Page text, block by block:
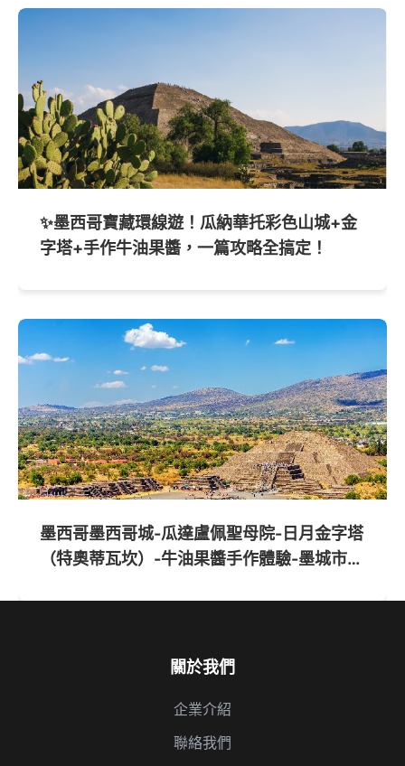
✨墨西哥寶藏環線遊！瓜納華托彩色山城+金
字塔+手作牛油果醬，一篇攻略全搞定！
墨西哥墨西哥城-瓜達盧佩聖母院-日月金字塔
（特奧蒂瓦坎）-牛油果醬手作體驗-墨城市區
自由活動-坎昆超全旅遊攻略 | 交通+住宿+美
關於我們
企業介紹
聯絡我們